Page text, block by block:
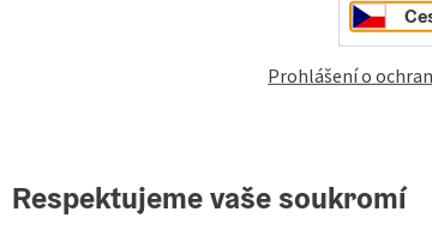
10.08.2026
Prohlášení o
Respektujeme vaše soukromí